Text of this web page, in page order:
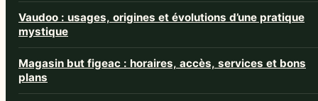
Vaudoo : usages, origines et évolutions d’une pratique
mystique
Magasin but figeac : horaires, accès, services et bons
plans